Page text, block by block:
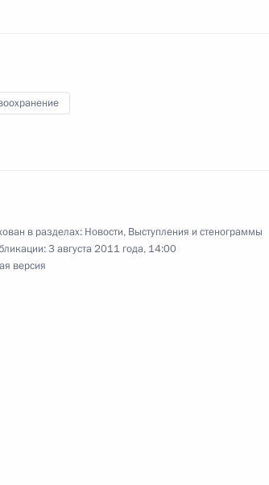
ратификацию Соглашение
в разделах: Новости, Выступления и стенограммы
3 августа 2011 года, 14:00
версия